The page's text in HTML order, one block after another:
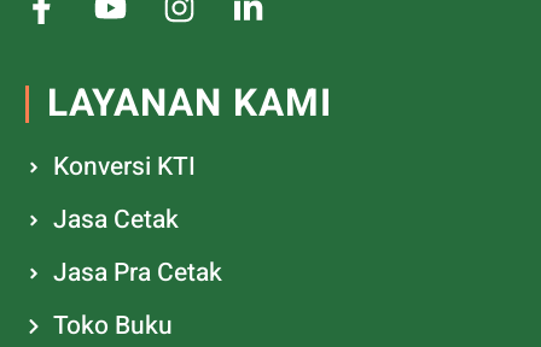
LAYANAN KAMI
Konversi KTI
Jasa Cetak
Jasa Pra Cetak
Toko Buku